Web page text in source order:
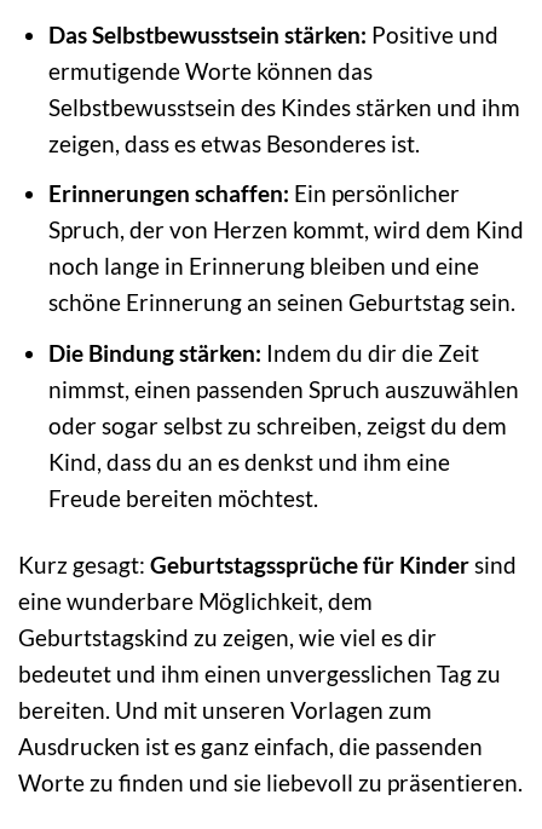
Das Selbstbewusstsein stärken: Positive und
ermutigende Worte können das
Selbstbewusstsein des Kindes stärken und ihm
zeigen, dass es etwas Besonderes ist.
Erinnerungen schaffen: Ein persönlicher
Spruch, der von Herzen kommt, wird dem Kind
noch lange in Erinnerung bleiben und eine
schöne Erinnerung an seinen Geburtstag sein.
Die Bindung stärken: Indem du dir die Zeit
nimmst, einen passenden Spruch auszuwählen
oder sogar selbst zu schreiben, zeigst du dem
Kind, dass du an es denkst und ihm eine
Freude bereiten möchtest.
Kurz gesagt: Geburtstagssprüche für Kinder sind
eine wunderbare Möglichkeit, dem
Geburtstagskind zu zeigen, wie viel es dir
bedeutet und ihm einen unvergesslichen Tag zu
bereiten. Und mit unseren Vorlagen zum
Ausdrucken ist es ganz einfach, die passenden
Worte zu finden und sie liebevoll zu präsentieren.